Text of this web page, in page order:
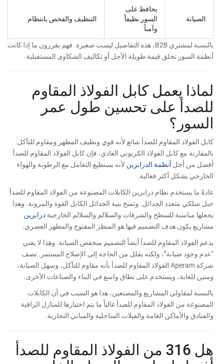
الصيانة
يحافظ على
السور نظيفاً
وآمناً
التنظيف والفحص بانتظام
بالنسبة لمشتري B2B، هذه التفاصيل ليست صغيرة. فهم يقررون ما إذا كانت
أنظمة السور تخلق قيمة طويلة الأجل أو تكاليف الشكاوى المستقبلية.
لماذا يعمل كابل الفولاذ المقاوم
للصدأ على تحسين طول عمر
السور؟
كابل الفولاذ المقاوم للصدأ شائع لأنه قوي ونظيف المظهر ومقاوم للتآكل.
بالمقارنة مع كابل الفولاذ الكربوني العادي، فإن كابل الفولاذ المقاوم للصدأ
أفضل من أجل أنظمة الدرابزين لأنه يستطيع التعامل مع الرطوبة والهواء
الخارجي بشكل أكثر فعالية.
عادةً ما يستخدم نظام درابزين الكابلات المصنوعة من الفولاذ المقاوم للصدأ
حبل سلكي متعدد الجدائل. وتمنح بنية الجدائل الكابل القوة والمرونة. وهذا
يجعلها مناسبة للسطح والشرفات والسلالم والسلالم الخارجية درابزين
مشاريع يكون هدف التصميم فيها هو المنظر المفتوح والمظهر العصري.
يدعم الفولاذ المقاوم للصدأ أيضاً التصميم منخفض الصيانة. وهذا لا يعني
“عدم وجود صيانة”، ولكنه يقلل من الحاجة إلى الإصلاح المستمر. تصف
شركة Aperam الفولاذ المقاوم للصدأ بأنه مقاوم للتآكل، وسهل الصيانة،
ومتين للغاية، ويستخدم على نطاق واسع في البناء والصناعات الأخرى.
بالنسبة لمقاولي المشاريع والمصنعين، هذا هو السبب في أن الكابلات
المصنوعة من الفولاذ المقاوم للصدأ غالباً ما يتم اختيارها للمنازل الراقية
والفنادق والأماكن العامة والفيلات الساحلية والمباني التجارية.
هل 316 من الفولاذ المقاوم للصدأ